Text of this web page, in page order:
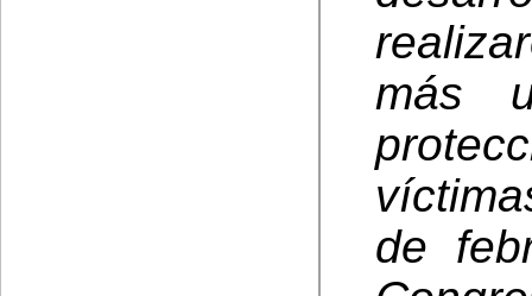
más
de